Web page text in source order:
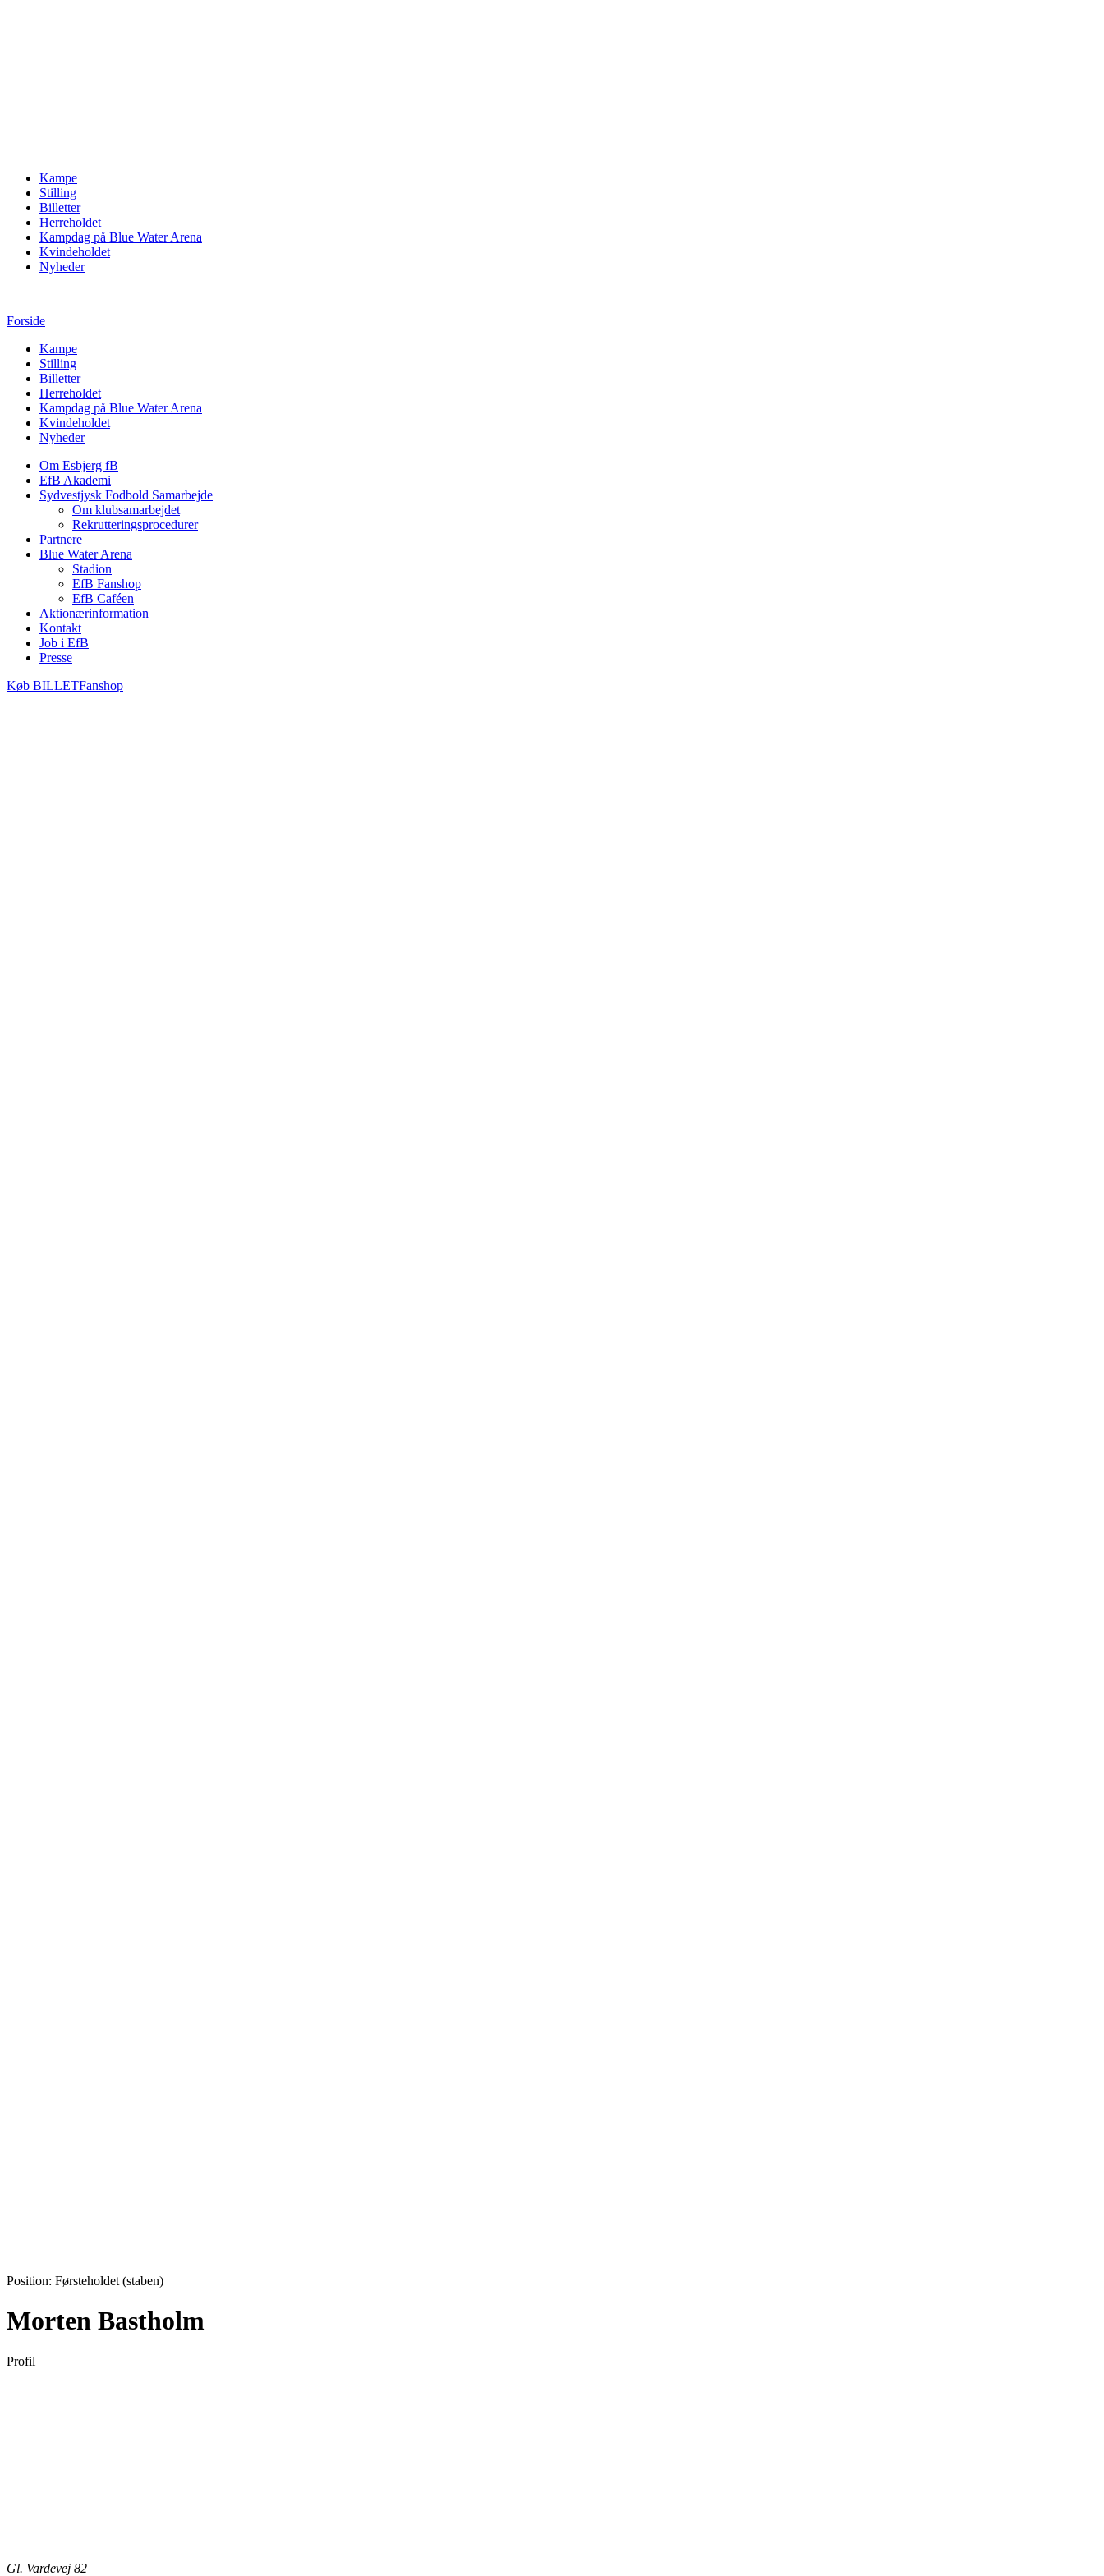
Kampe
Stilling
Billetter
Herreholdet
Kampdag på Blue Water Arena
Kvindeholdet
Nyheder
Forside
Kampe
Stilling
Billetter
Herreholdet
Kampdag på Blue Water Arena
Kvindeholdet
Nyheder
Om Esbjerg fB
EfB Akademi
Sydvestjysk Fodbold Samarbejde
Om klubsamarbejdet
Rekrutteringsprocedurer
Partnere
Blue Water Arena
Stadion
EfB Fanshop
EfB Caféen
Aktionærinformation
Kontakt
Job i EfB
Presse
Køb BILLETFanshop
Position: Førsteholdet (staben)
Morten Bastholm
Profil
Gl. Vardevej 82